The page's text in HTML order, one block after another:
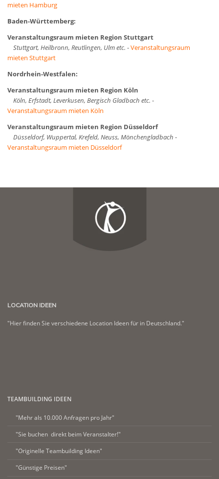
mieten Hamburg
Baden-Württemberg:
Veranstaltungsraum mieten Region Stuttgart
Stuttgart, Heilbronn, Reutlingen, Ulm etc. -Veranstaltungsraum
mieten Stuttgart
Nordrhein-Westfalen:
Veranstaltungsraum mieten Region Köln
Köln, Erfstadt, Leverkusen, Bergisch Gladbach etc. -
Veranstaltungsraum mieten Köln
Veranstaltungsraum mieten Region Düsseldorf
Düsseldorf, Wuppertal, Krefeld, Neuss, Mönchengladbach -
Veranstaltungsraum mieten Düsseldorf
LOCATION IDEEN
"Hier finden Sie verschiedene Location Ideen für in Deutschland."
TEAMBUILDING IDEEN
"Mehr als 10.000 Anfragen pro Jahr"
"Sie buchen direkt beim Veranstalter!"
"Originelle Teambuilding Ideen"
"Günstige Preisen"